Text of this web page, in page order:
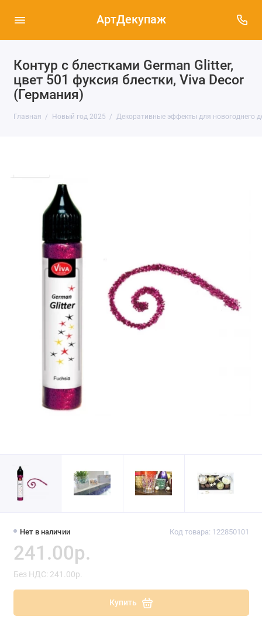
АртДекупаж
Контур с блестками German Glitter,
цвет 501 фуксия блестки, Viva Decor
(Германия)
Главная Новый год 2025 Декоративные эффекты для новогоднего
Нет в наличии Код товара: 122850101
241.00р.
Без НДС: 241.00р.
Купить